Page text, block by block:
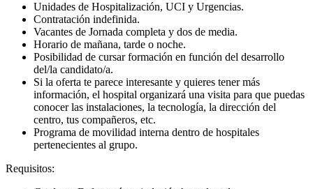
Unidades de Hospitalización, UCI y Urgencias.
Contratación indefinida.
Vacantes de Jornada completa y dos de media.
Horario de mañana, tarde o noche.
Posibilidad de cursar formación en función del desarrollo
del/la candidato/a.
Si la oferta te parece interesante y quieres tener más
información, el hospital organizará una visita para que puedas
conocer las instalaciones, la tecnología, la dirección del
centro, tus compañeros, etc.
Programa de movilidad interna dentro de hospitales
pertenecientes al grupo.
Requisitos: